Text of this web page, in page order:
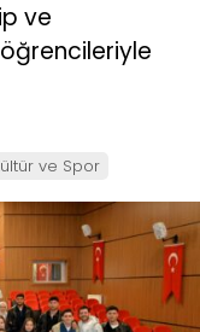
ve
ve Spor